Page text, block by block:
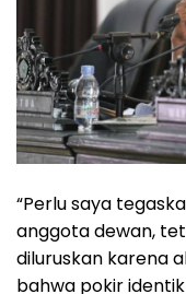
“Perlu saya
anggota dewan,
diluruskan karena
bahwa pokir